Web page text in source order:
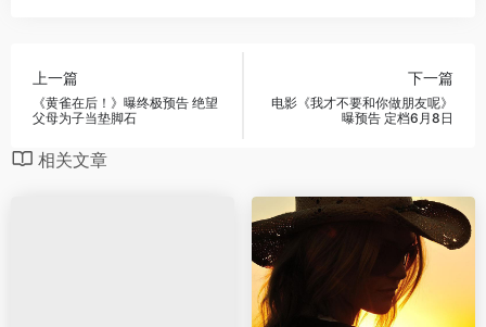
上一篇
《黄雀在后！》曝终极预告 绝望
父母为子当垫脚石
下一篇
电影《我才不要和你做朋友呢》
曝预告 定档6月8日
相关文章